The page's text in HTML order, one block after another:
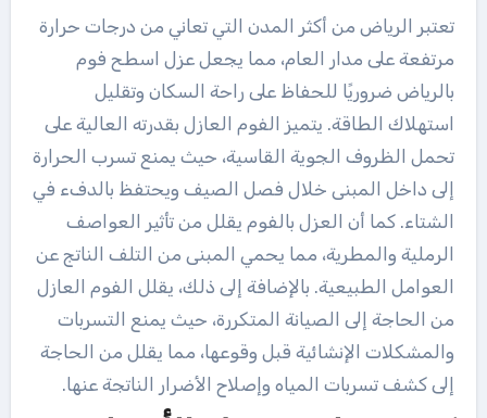
تعتبر الرياض من أكثر المدن التي تعاني من درجات حرارة
مرتفعة على مدار العام، مما يجعل عزل اسطح فوم
بالرياض ضروريًا للحفاظ على راحة السكان وتقليل
استهلاك الطاقة. يتميز الفوم العازل بقدرته العالية على
تحمل الظروف الجوية القاسية، حيث يمنع تسرب الحرارة
إلى داخل المبنى خلال فصل الصيف ويحتفظ بالدفء في
الشتاء. كما أن العزل بالفوم يقلل من تأثير العواصف
الرملية والمطرية، مما يحمي المبنى من التلف الناتج عن
العوامل الطبيعية. بالإضافة إلى ذلك، يقلل الفوم العازل
من الحاجة إلى الصيانة المتكررة، حيث يمنع التسربات
والمشكلات الإنشائية قبل وقوعها، مما يقلل من الحاجة
إلى كشف تسربات المياه وإصلاح الأضرار الناتجة عنها.